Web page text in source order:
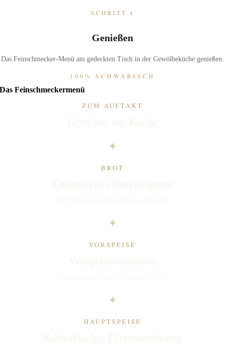
SCHRITT 4
Genießen
Das Feinschmecker-Menü am gedeckten Tisch in der Gewölbeküche genießen.
100% SCHWÄBISCH
Das Feinschmeckermenü
ZUM AUFTAKT
✦
BROT
✦
VORSPEISE
✦
HAUPTSPEISE